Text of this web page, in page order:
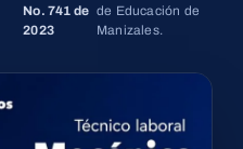
No. 741 de
2023
de Educación de
Manizales.